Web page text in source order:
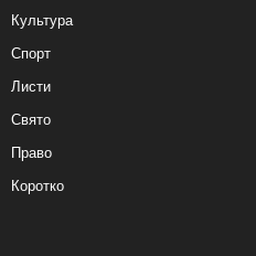
Культура
Спорт
Листи
Свято
Право
Коротко